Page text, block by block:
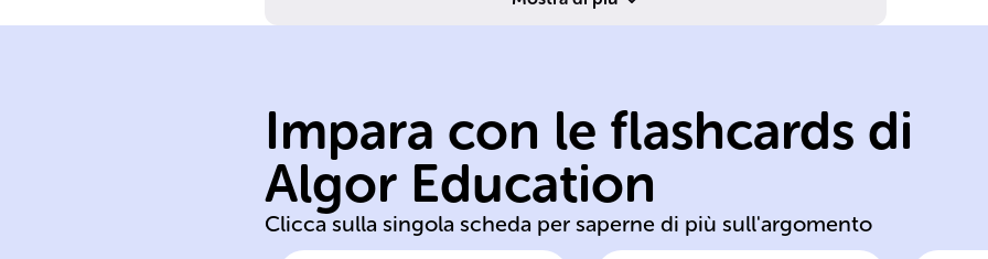
Impara con le flashcards di
Algor Education
Clicca sulla singola scheda per saperne di più sull'argomento
cognitiva
feedback
associativa errori